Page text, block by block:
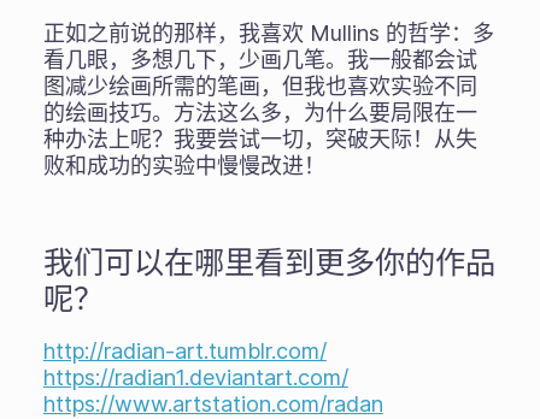
正如之前说的那样，我喜欢 Mullins 的哲学：多
看几眼，多想几下，少画几笔。我一般都会试
图减少绘画所需的笔画，但我也喜欢实验不同
的绘画技巧。方法这么多，为什么要局限在一
种办法上呢？我要尝试一切，突破天际！从失
败和成功的实验中慢慢改进！
我们可以在哪里看到更多你的作品
呢？
http://radian-art.tumblr.com/
https://radian1.deviantart.com/
https://www.artstation.com/radan